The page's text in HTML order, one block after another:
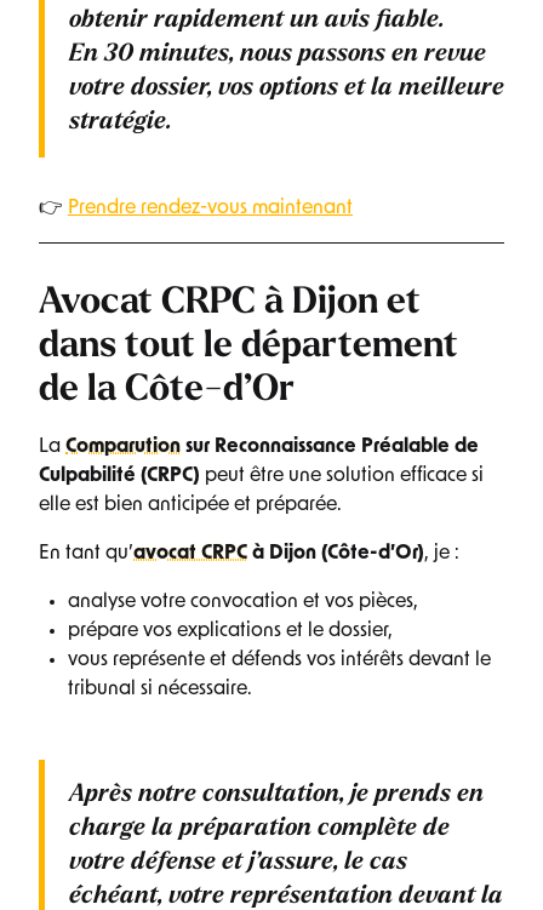
obtenir rapidement un avis fiable.
En30 minutes, nous passons en revue
votre dossier, vos options et la meilleure
stratégie.
👉 Prendre rendez-vous maintenant
Avocat CRPC à Dijon et
dans tout le département
de la Côte-d’Or
La Comparution sur Reconnaissance Préalable de
Culpabilité (CRPC) peut être une solution efficace si
elle est bien anticipée et préparée.
En tant qu’avocat CRPC à Dijon (Côte-d’Or), je :
analyse votre convocation et vos pièces,
prépare vos explications et le dossier,
vous représente et défends vos intérêts devant le
tribunal si nécessaire.
Après notre consultation, je prends en
charge la préparation complète de
votre défense et j’assure, le cas
échéant, votre représentation devant la